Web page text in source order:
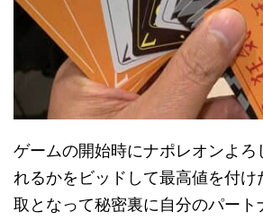
ゲームの開始時にナポレオンよろ
れるかをビッドして最高値を付け
取となって秘密裏に自分のパート